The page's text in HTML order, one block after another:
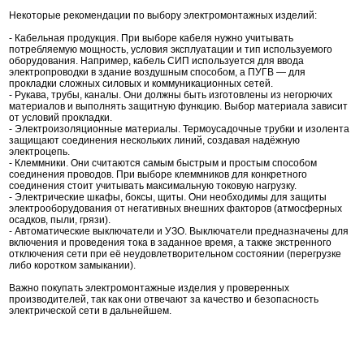
Некоторые рекомендации по выбору электромонтажных изделий:
- Кабельная продукция. При выборе кабеля нужно учитывать
потребляемую мощность, условия эксплуатации и тип используемого
оборудования. Например, кабель СИП используется для ввода
электропроводки в здание воздушным способом, а ПУГВ — для
прокладки сложных силовых и коммуникационных сетей.
- Рукава, трубы, каналы. Они должны быть изготовлены из негорючих
материалов и выполнять защитную функцию. Выбор материала зависит
от условий прокладки.
- Электроизоляционные материалы. Термоусадочные трубки и изолента
защищают соединения нескольких линий, создавая надёжную
электроцепь.
- Клеммники. Они считаются самым быстрым и простым способом
соединения проводов. При выборе клеммников для конкретного
соединения стоит учитывать максимальную токовую нагрузку.
- Электрические шкафы, боксы, щиты. Они необходимы для защиты
электрооборудования от негативных внешних факторов (атмосферных
осадков, пыли, грязи).
- Автоматические выключатели и УЗО. Выключатели предназначены для
включения и проведения тока в заданное время, а также экстренного
отключения сети при её неудовлетворительном состоянии (перегрузке
либо коротком замыкании).
Важно покупать электромонтажные изделия у проверенных
производителей, так как они отвечают за качество и безопасность
электрической сети в дальнейшем.